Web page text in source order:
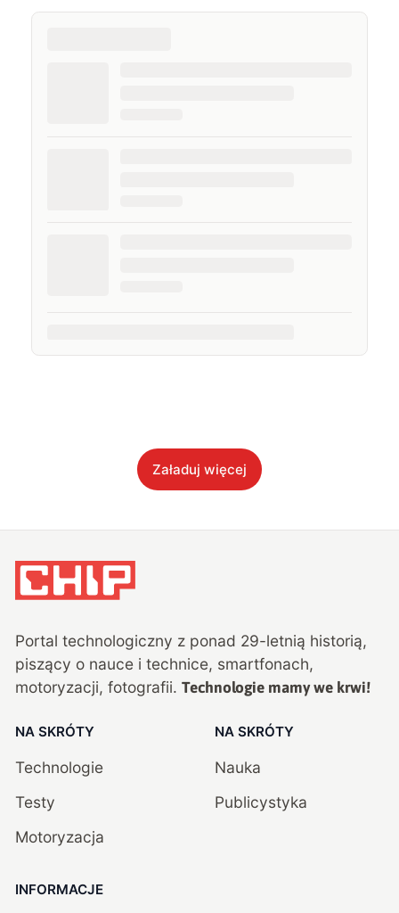
Załaduj więcej
Portal technologiczny z ponad 29-letnią historią,
piszący o nauce i technice, smartfonach,
motoryzacji, fotografii. Technologie mamy we krwi!
NA SKRÓTY
Technologie
Testy
Motoryzacja
NA SKRÓTY
Nauka
Publicystyka
INFORMACJE